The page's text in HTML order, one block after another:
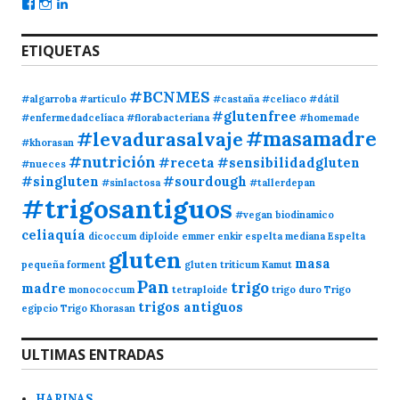
ETIQUETAS
#algarroba #artículo #BCNMES #castaña #celiaco #dátil
#enfermedadcelíaca #florabacteriana #glutenfree #homemade
#khorasan #levadurasalvaje#masamadre
#nueces #nutrición #receta #sensibilidadgluten
#singluten #sinlactosa #sourdough #tallerdepan
#trigosantiguos #vegan biodinamico
celiaquía dicoccum diploide emmer enkir espelta mediana Espelta
pequeña forment gluten gluten triticum Kamut masa
madre monococcum Pan tetraploide trigo trigo duro Trigo
egipcio Trigo Khorasan trigos antiguos
ULTIMAS ENTRADAS